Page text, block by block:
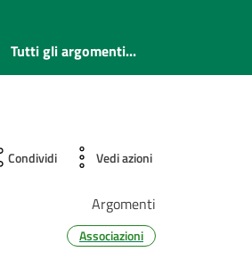
Tutti gli argomenti...
Condividi Vedi azioni
Argomenti
Associazioni